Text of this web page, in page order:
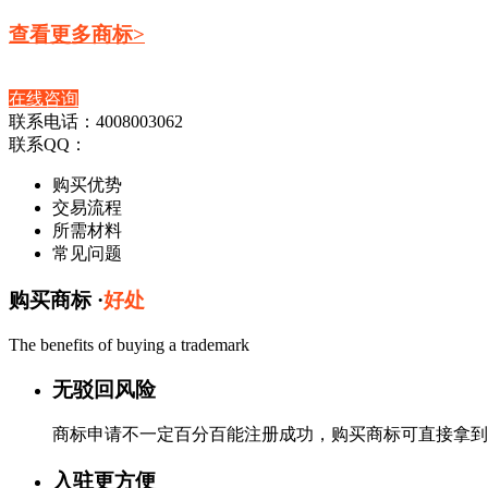
查看更多商标>
在线咨询
联系电话：4008003062
联系QQ：
购买优势
交易流程
所需材料
常见问题
购买商标 ·好处
The benefits of buying a trademark
无驳回风险
商标申请不一定百分百能注册成功，购买商标可直接拿
入驻更方便